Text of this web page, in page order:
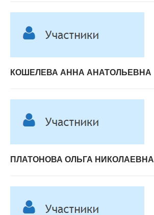
КОШЕЛЕВА АННА АНАТОЛЬЕВНА
ПЛАТОНОВА ОЛЬГА НИКОЛАЕВНА